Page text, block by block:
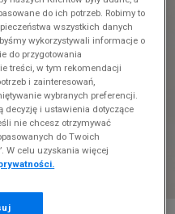
do ich potrzeb. Robimy to
wszystkich danych
wykorzystywali informacje o
do przygotowania
treści, w tym rekomendacji
i zainteresowań,
wybranych preferencji.
i ustawienia dotyczące
nie chcesz otrzymywać
do Twoich
W celu uzyskania więcej